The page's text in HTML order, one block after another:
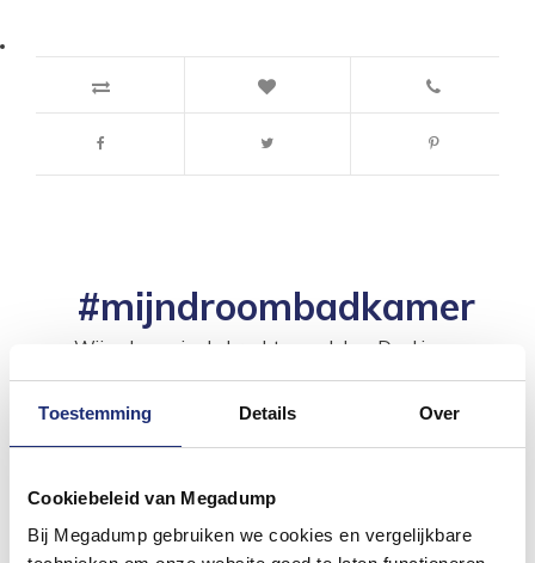
Toestemming Details Over
Cookiebeleid van Megadump
Bij Megadump gebruiken we cookies en vergelijkbare
#mijndroombadkamer
Wij geloven in de kracht van delen. Deel jouw
en tag @megadumpnl. Samen bouwen we een
inspirerende omgeving vol met unieke
badkamerstijlen. Doe je mee?